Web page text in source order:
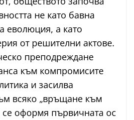
не като бавна
еволюция, а като
от решителни актове.
преподреждане
към компромисите
и засилва
всяко „връщане към
се оформя първичната ос